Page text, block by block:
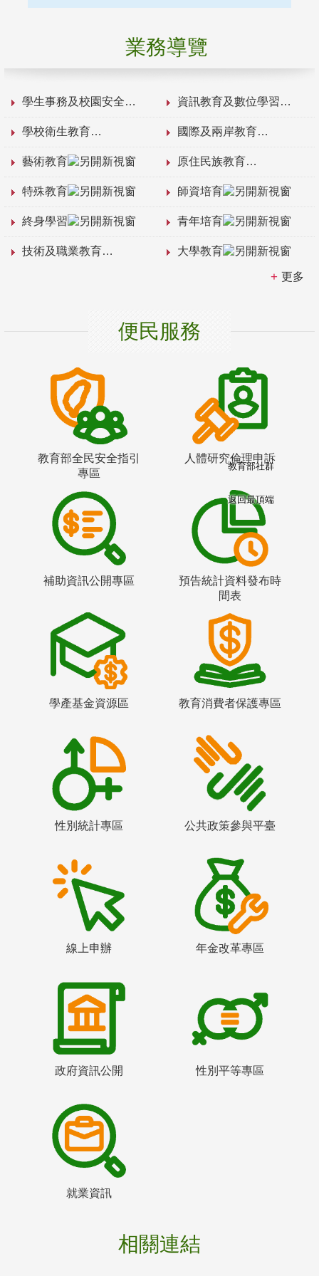
業務導覽
學生事務及校園安全 資訊教育及數位學習
學校衛生教育 國際及兩岸教育
藝術教育 原住民族教育
特殊教育 師資培育
終身學習 青年培育
技術及職業教育 大學教育
更多
便民服務
教育部全民安全指引
專區
人體研究倫理申訴
補助資訊公開專區
預告統計資料發布時
間表
學產基金資源區 教育消費者保護專區
性別統計專區 公共政策參與平臺
線上申辦 年金改革專區
政府資訊公開 性別平等專區
就業資訊
相關連結
教育部社群
返回最頂端